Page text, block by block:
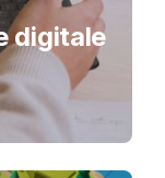
digitale